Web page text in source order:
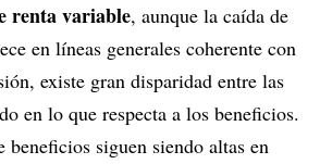
renta variable, aunque la caída de
en líneas generales coherente con
existe gran disparidad entre las
en lo que respecta a los beneficios.
beneficios siguen siendo altas en